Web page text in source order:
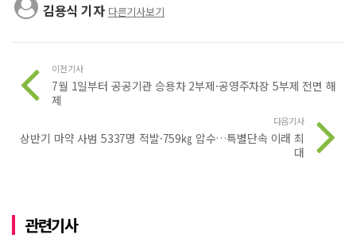
김용식 기자 다른기사보기
이전기사
7월 1일부터 공공기관 승용차 2부제·공영주차장 5부제 전면 해
제
다음기사
상반기 마약 사범 5337명 적발·759㎏ 압수…특별단속 이래 최
대
관련기사